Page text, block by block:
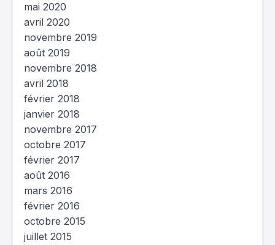
mai 2020
avril 2020
novembre 2019
août 2019
novembre 2018
avril 2018
février 2018
janvier 2018
novembre 2017
octobre 2017
février 2017
août 2016
mars 2016
février 2016
octobre 2015
juillet 2015